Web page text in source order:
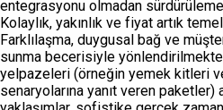
entegrasyonu olmadan
Kolaylık, yakınlık ve fiyat artık
Farklılaşma, duygusal bağ ve
sunma becerisiyle
yelpazeleri (örneğin yemek kitleri
senaryolarına yanıt veren paketler)